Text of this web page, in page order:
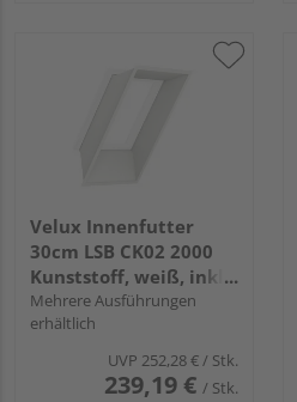
Velux Innenfutter
30cm LSB CK02 2000
Kunststoff, weiß, inkl.
BBX
Mehrere Ausführungen
erhältlich
UVP 252,28 €/ Stk.
239,19 € / Stk.